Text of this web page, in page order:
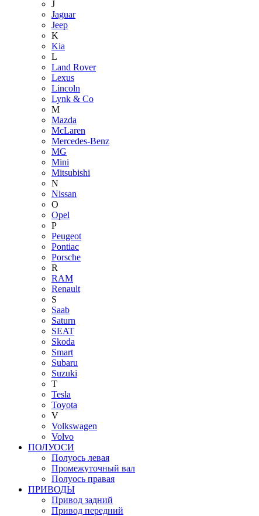
J
Jaguar
Jeep
K
Kia
L
Land Rover
Lexus
Lincoln
Lynk & Co
M
Mazda
McLaren
Mercedes-Benz
MG
Mini
Mitsubishi
N
Nissan
O
Opel
P
Peugeot
Pontiac
Porsche
R
RAM
Renault
S
Saab
Saturn
SEAT
Skoda
Smart
Subaru
Suzuki
T
Tesla
Toyota
V
Volkswagen
Volvo
ПОЛУОСИ
Полуось левая
Промежуточный вал
Полуось правая
ПРИВОДЫ
Привод задний
Привод передний